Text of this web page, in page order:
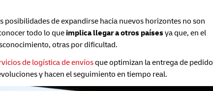
posibilidades de expandirse hacia nuevos horizontes no son
todo lo que implica llegar a otros paísesya que, en el
otras por dificultad.
de logística de envíosque optimizan la entrega de pedido
y hacen el seguimiento en tiempo real.